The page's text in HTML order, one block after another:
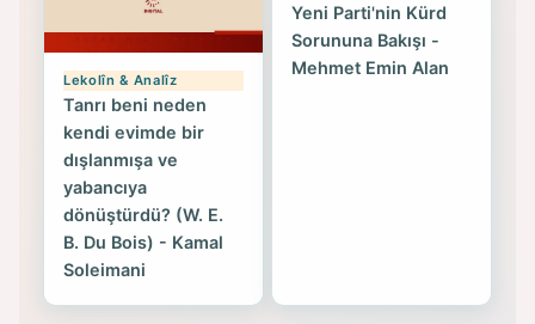
Lekolîn & Analîz
Tanrı beni neden
kendi evimde bir
dışlanmışa ve
yabancıya
dönüştürdü? (W. E.
B. Du Bois) - Kamal
Soleimani
Yeni Parti'nin Kürd
Sorununa Bakışı -
Mehmet Emin Alan